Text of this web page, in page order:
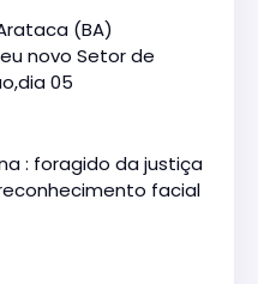
(BA)
novo Setor de
05
: foragido da justiça
facial